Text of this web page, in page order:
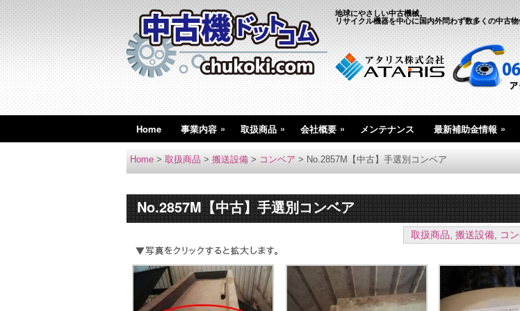
地球にやさしい中古機械。
リサイクル機器を中心に国内外問わず数多くの中古
Home 事業内容 » 取扱商品 » 会社概要 » メンテナンス 最新補助金情報 »
Home > 取扱商品 > 搬送設備 > コンベア > No.2857M【中古】手選別コンベア
No.2857M【中古】手選別コンベア
取扱商品,搬送設備, コ